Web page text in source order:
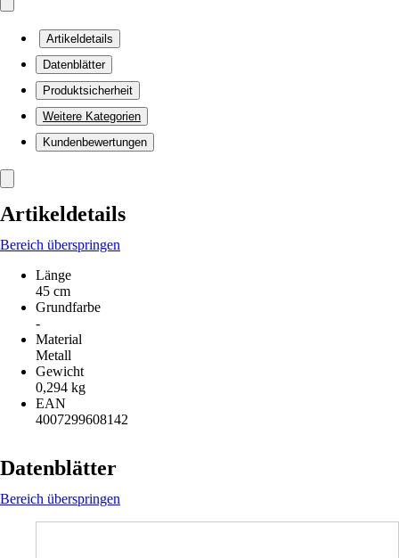
Artikeldetails
Datenblätter
Produktsicherheit
Weitere Kategorien
Kundenbewertungen
Artikeldetails
Bereich überspringen
Länge
45 cm
Grundfarbe
-
Material
Metall
Gewicht
0,294 kg
EAN
4007299608142
Datenblätter
Bereich überspringen